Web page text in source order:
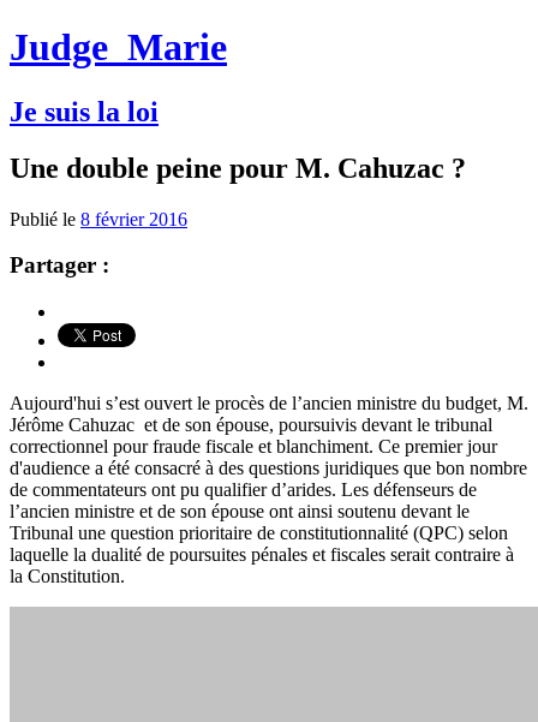
Judge Marie
Je suis la loi
Une double peine pour M. Cahuzac ?
Publié le 8 février 2016
Partager :
Aujourd'hui s’est ouvert le procès de l’ancien ministre du budget, M.
Jérôme Cahuzac et de son épouse, poursuivis devant le tribunal
correctionnel pour fraude fiscale et blanchiment. Ce premier jour
d'audience a été consacré à des questions juridiques que bon nombre
de commentateurs ont pu qualifier d’arides. Les défenseurs de
l’ancien ministre et de son épouse ont ainsi soutenu devant le
Tribunal une question prioritaire de constitutionnalité (QPC) selon
laquelle la dualité de poursuites pénales et fiscales serait contraire à
la Constitution.